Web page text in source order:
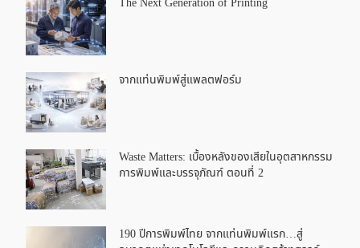
จากแท่นพิมพ์สู่แพลตฟอร์ม
Waste Matters: เบื้องหลังของเสียในอุตสาหกรรม
การพิมพ์และบรรจุภัณฑ์ ตอนที่ 2
190 ปีการพิมพ์ไทย จากแท่นพิมพ์แรก…สู่